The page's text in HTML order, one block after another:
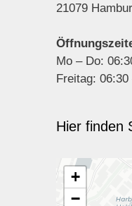
21079
Mo – Do:
Freitag:
Hier finden
+
−